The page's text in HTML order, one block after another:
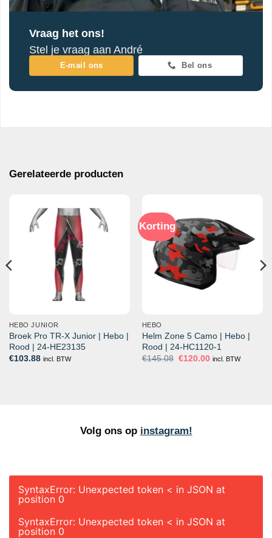
Vraag het ons!
Stel je vraag aan André
E-mail ons Bel ons
Gerelateerde producten
HEBO JUNIOR
Broek Pro TR-X Junior | Hebo |
Rood | 24-HE23135
€103.88 incl. BTW
Korting
HEBO
Helm Zone 5 Camo | Hebo |
Rood | 24-HC1120-1
€145.08 Oorspronkelijke
€120.00Huidige
incl. BTW
Volg ons op instagram!
SyntaxError: Unexpected token < in JSON at
position 0
SyntaxError: Unexpected token < in JSON at
position 0